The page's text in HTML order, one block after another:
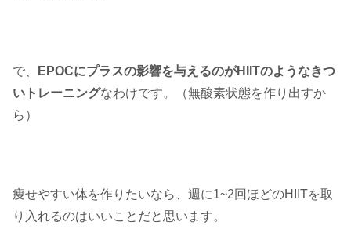
で、
EPOCにプラスの影響を与えるのがHIITのようなきつ
いトレーニングなわけです。（無酸素状態を作り出すか
ら）
痩せやすい体を作りたいなら、週に1~2回ほどのHIITを取
り入れるのはいいことだと思います。